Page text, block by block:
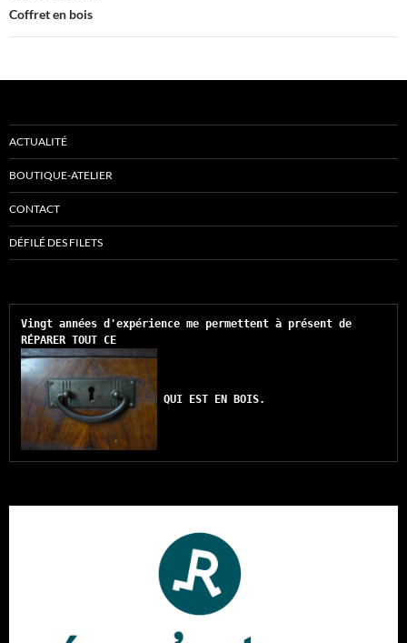
Coffret en bois
ACTUALITÉ
BOUTIQUE-ATELIER
CONTACT
DÉFILÉ DES FILETS
Vingt années d'expérience me permettent à présent de
RÉPARER TOUT CE
QUI EST EN BOIS.